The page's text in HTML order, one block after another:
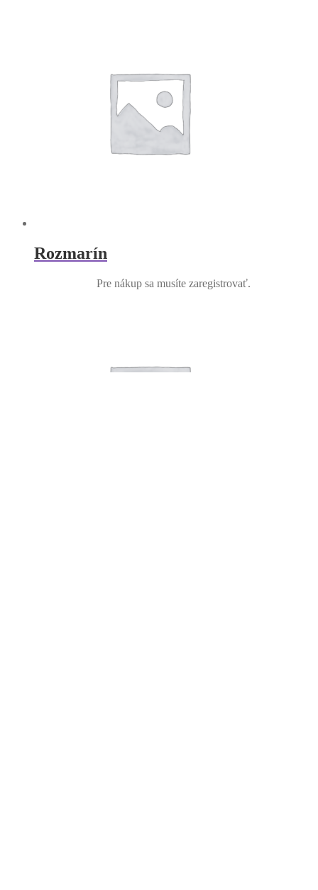
Rozmarín
Pre nákup sa musíte zaregistrovať.